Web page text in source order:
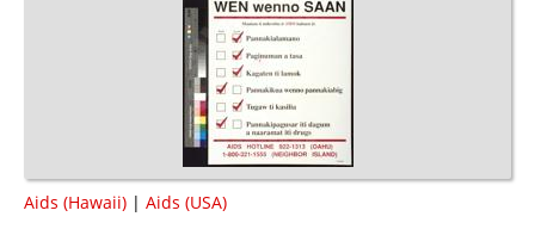
Aids (Hawaii) | Aids (USA)